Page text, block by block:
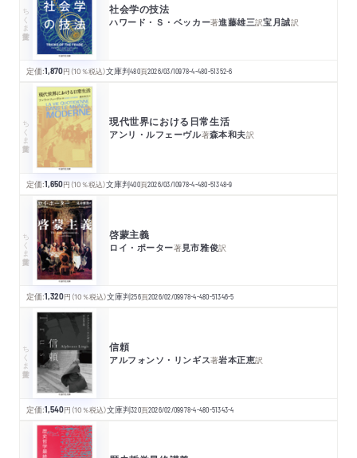
ちくま学芸文庫 社会学の技法
ハワード・Ｓ・ベッカー著進藤雄三訳宝月誠訳
定価:1,870円 （10％税込）文庫判480頁2026/03/10978-4-480-51352-6
ちくま学芸文庫 現代世界における日常生活
アンリ・ルフェーヴル著森本和夫訳
定価:1,650円 （10％税込）文庫判400頁2026/03/10978-4-480-51348-9
ちくま学芸文庫 啓蒙主義
ロイ・ポーター著見市雅俊訳
定価:1,320円 （10％税込）文庫判256頁2026/02/09978-4-480-51346-5
ちくま学芸文庫 信頼
アルフォンソ・リンギス著岩本正恵訳
定価:1,540円 （10％税込）文庫判320頁2026/02/09978-4-480-51343-4